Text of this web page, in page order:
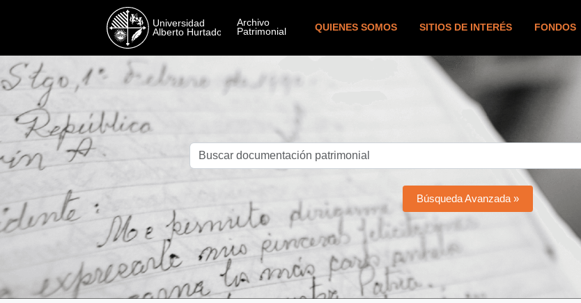
QUIENES SOMOS SITIOS DE INTERÉS FONDOS
Búsqueda Avanzada »